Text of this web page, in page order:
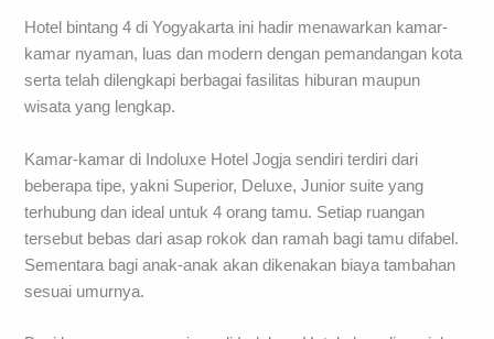
Hotel bintang 4 di Yogyakarta ini hadir menawarkan kamar-
kamar nyaman, luas dan modern dengan pemandangan kota
serta telah dilengkapi berbagai fasilitas hiburan maupun
wisata yang lengkap.
Kamar-kamar di Indoluxe Hotel Jogja sendiri terdiri dari
beberapa tipe, yakni Superior, Deluxe, Junior suite yang
terhubung dan ideal untuk 4 orang tamu. Setiap ruangan
tersebut bebas dari asap rokok dan ramah bagi tamu difabel.
Sementara bagi anak-anak akan dikenakan biaya tambahan
sesuai umurnya.